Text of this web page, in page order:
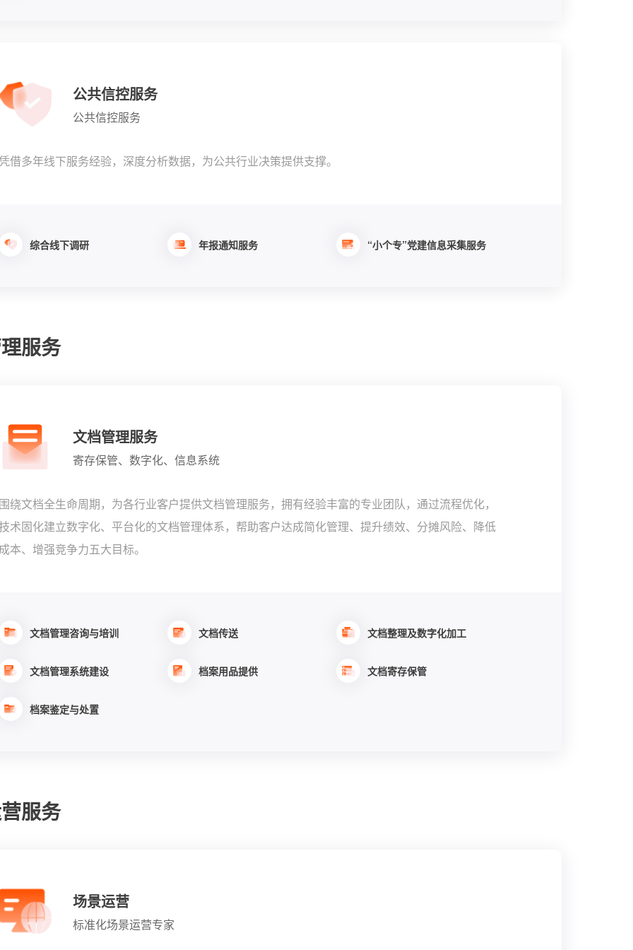
公共信控服务
公共信控服务
借多年线下服务经验，深度分析数据，为公共行业决策提供支撑。
综合线下调研 年报通知服务 “小个专”党建信息采集服务
服务
文档管理服务
寄存保管、数字化、信息系统
绕文档全生命周期，为各行业客户提供文档管理服务，拥有经验丰富的专业团队，通过流程优化，
术固化建立数字化、平台化的文档管理体系，帮助客户达成简化管理、提升绩效、分摊风险、降低
本、增强竞争力五大目标。
文档管理咨询与培训 文档传送 文档整理及数字化加工
文档管理系统建设 档案用品提供 文档寄存保管
档案鉴定与处置
服务
场景运营
标准化场景运营专家